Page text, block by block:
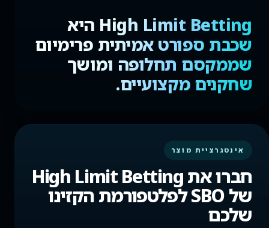
High Limit Betting היא
שכבת ספורט אמיתית פרימיום
שממקסם תחלופה ומושך
שחקנים מקצועיים.
אינטגרציית מוצר
חברו את High Limit Betting
של SBO לפלטפורמת הקזינו
שלכם